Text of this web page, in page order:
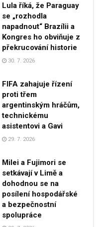
Lula říká, že Paraguay
se „rozhodla
napadnout“ Brazílii a
Kongres ho obviňuje z
překrucování historie
30. 7. 2026
FIFA zahajuje řízení
proti třem
argentinským hráčům,
technickému
asistentovi a Gavi
29. 7. 2026
Milei a Fujimori se
setkávají v Limě a
dohodnou se na
posílení hospodářské
a bezpečnostní
spolupráce